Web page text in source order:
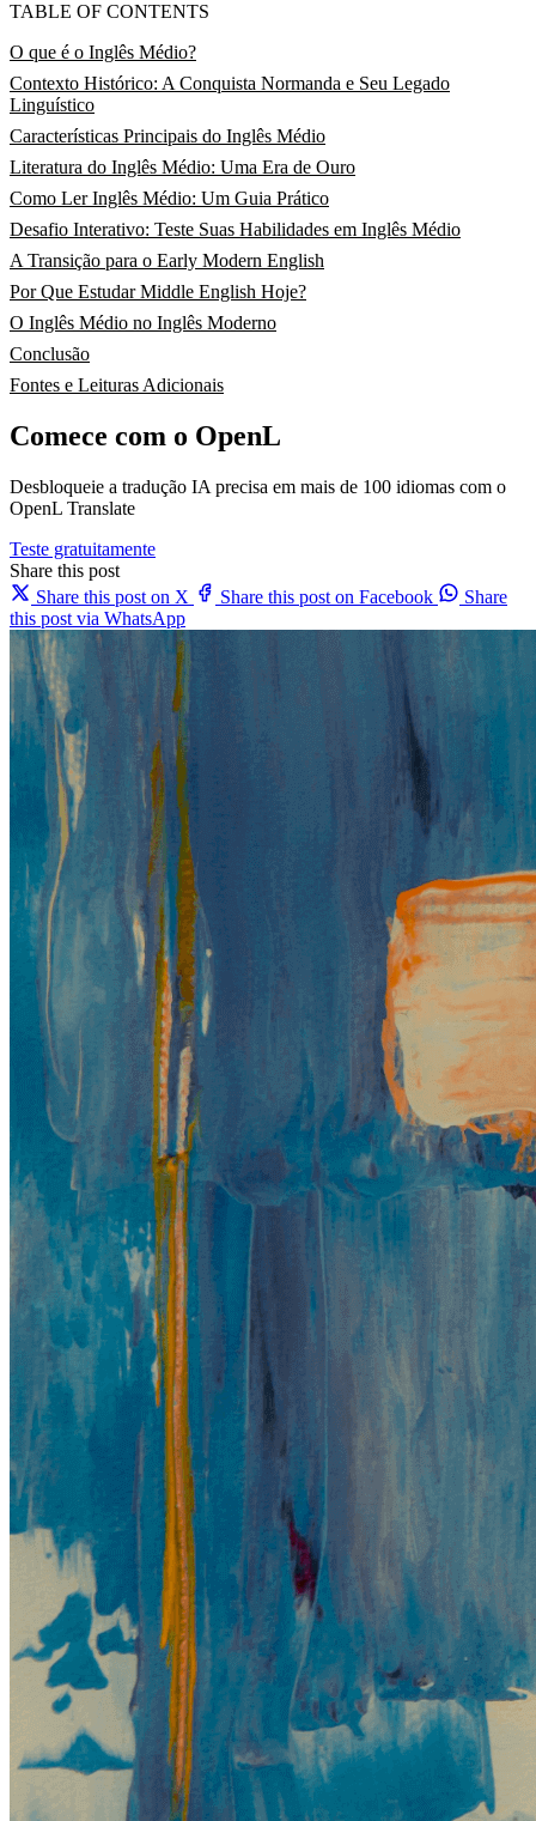
TABLE OF CONTENTS
O que é o Inglês Médio?
Contexto Histórico: A Conquista Normanda e Seu Legado
Linguístico
Características Principais do Inglês Médio
Literatura do Inglês Médio: Uma Era de Ouro
Como Ler Inglês Médio: Um Guia Prático
Desafio Interativo: Teste Suas Habilidades em Inglês Médio
A Transição para o Early Modern English
Por Que Estudar Middle English Hoje?
O Inglês Médio no Inglês Moderno
Conclusão
Fontes e Leituras Adicionais
Comece com o OpenL
Desbloqueie a tradução IA precisa em mais de 100 idiomas com o
OpenL Translate
Teste gratuitamente
Share this post
Share this post on X
Share this post on Facebook
Share
this post via WhatsApp